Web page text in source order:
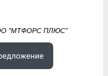
"МТФОРС ПЛЮС"